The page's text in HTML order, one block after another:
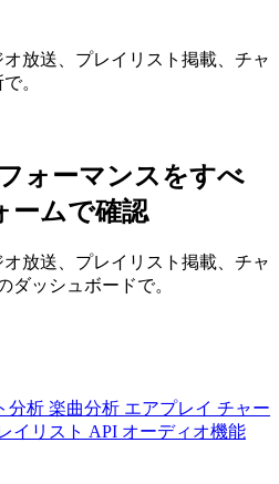
放送、プレイリスト掲載、チャ
。
ォーマンスをすべ
ームで確認
放送、プレイリスト掲載、チャ
ッシュボードで。
分析 楽曲分析 エアプレイ チャー
イリスト API オーディオ機能